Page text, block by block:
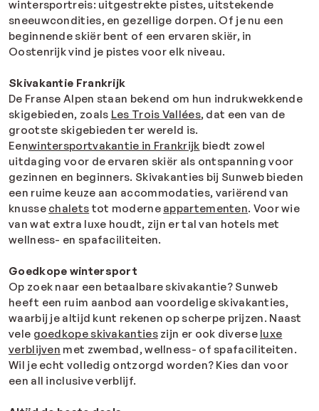
wintersportreis: uitgestrekte pistes, uitstekende
sneeuwcondities, en gezellige dorpen. Of je nu een
beginnende skiër bent of een ervaren skiër, in
Oostenrijk vind je pistes voor elk niveau.
Skivakantie Frankrijk
De Franse Alpen staan bekend om hun indrukwekkende
skigebieden, zoals Les Trois Vallées, dat een van de
grootste skigebieden ter wereld is.
Eenwintersportvakantie in Frankrijk biedt zowel
uitdaging voor de ervaren skiër als ontspanning voor
gezinnen en beginners. Skivakanties bij Sunweb bieden
een ruime keuze aan accommodaties, variërend van
knusse chalets tot moderne appartementen. Voor wie
van wat extra luxe houdt, zijn er tal van hotels met
wellness- en spafaciliteiten.
Goedkope wintersport
Op zoek naar een betaalbare skivakantie? Sunweb
heeft een ruim aanbod aan voordelige skivakanties,
waarbij je altijd kunt rekenen op scherpe prijzen. Naast
vele goedkope skivakantieszijn er ook diverse luxe
verblijven met zwembad, wellness- of spafaciliteiten.
Wil je echt volledig ontzorgd worden? Kies dan voor
een all inclusive verblijf.